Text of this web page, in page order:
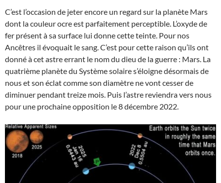
C’est l’occasion de jeter encore un regard sur la planète Mars
dont la couleur ocre est parfaitement perceptible. L’oxyde de
fer présent à sa surface lui donne cette teinte. Pour nos
Ancêtres il évoquait le sang. C’est pour cette raison qu’ils ont
donné à cet astre errant le nom du dieu de la guerre : Mars. La
quatrième planète du Système solaire s’éloigne désormais de
nous et son éclat comme son diamètre ne vont cesser de
diminuer pendant treize mois. Puis l’astre reviendra vers nous
pour une prochaine opposition le 8 décembre 2022.